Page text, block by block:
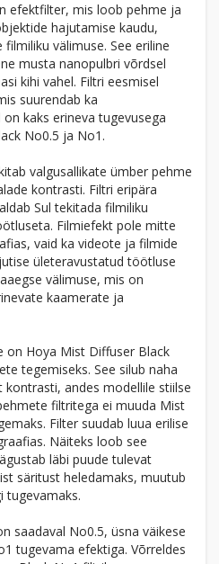
efektfilter, mis loob pehme ja
hajutamise kaudu,
välimuse. See eriline
musta nanopulbri võrdsel
kihi vahel. Filtri eesmisel
suurendab ka
kaks erineva tugevusega
No0.5 ja No1.
valgusallikate ümber pehme
kontrasti. Filtri eripära
Sul tekitada filmiliku
Filmiefekt pole mitte
vaid ka videote ja filmide
ületeravustatud töötluse
välimuse, mis on
kaamerate ja
on Hoya Mist Diffuser Black
tegemiseks. See silub naha
andes modellile stiilse
filtritega ei muuda Mist
Filter suudab luua erilise
Näiteks loob see
läbi puude tulevat
säritust heledamaks, muutub
tugevamaks.
saadaval No0.5, üsna väikese
tugevama efektiga. Võrreldes